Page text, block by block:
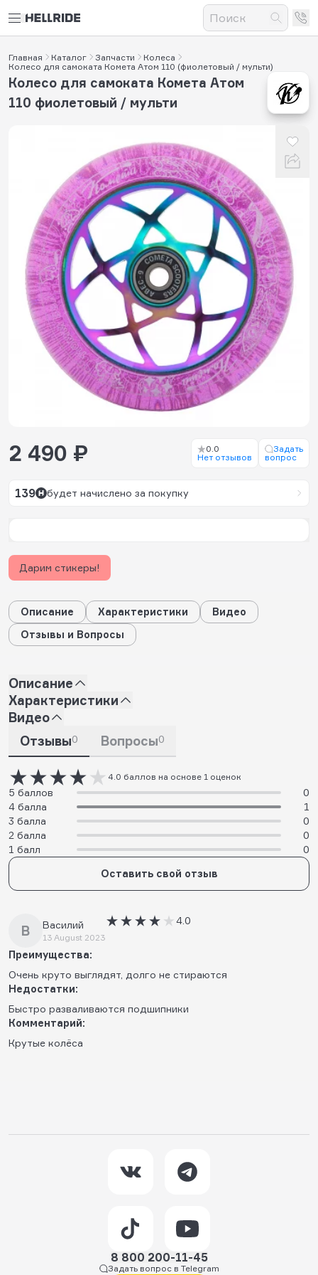
Главная Каталог Запчасти
Колеса
Колесо для самоката Комета Атом 110 (фиолетовый / мульти)
Колесо для самоката Комета Атом
110 фиолетовый / мульти
2 490 ₽
0.0
Нет отзывов
Задать
вопрос
139 будет начислено за покупку
Дарим стикеры!
Описание Характеристики
Видео
Отзывы и Вопросы
Описание
Характеристики
Видео
Отзывы0 Вопросы0
4.0 баллов на основе 1 оценок
5 баллов
0
4 балла
1
3 балла
0
2 балла
0
1 балл
0
Оставить свой отзыв
В Василий
13 August 2023
4.0
Преимущества:
Очень круто выглядят, долго не стираются
Недостатки:
Быстро разваливаются подшипники
Комментарий:
Крутые колёса
8 800 200-11-45
Задать вопрос в Telegram